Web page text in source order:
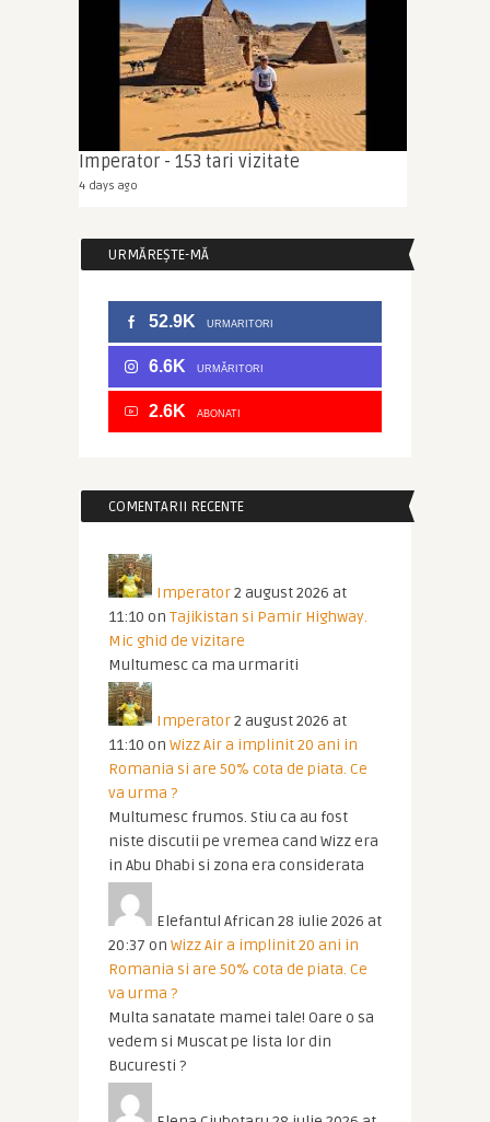
Imperator - 153 tari vizitate
4 days ago
URMĂREȘTE-MĂ
52.9K URMARITORI
6.6K URMĂRITORI
2.6K ABONATI
COMENTARII RECENTE
Imperator2 august 2026 at
11:10 on Tajikistan si Pamir Highway.
Mic ghid de vizitare
Multumesc ca ma urmariti
Imperator2 august 2026 at
11:10 on Wizz Air a implinit 20 ani in
Romania si are 50% cota de piata. Ce
va urma ?
Multumesc frumos. Stiu ca au fost
niste discutii pe vremea cand Wizz era
in Abu Dhabi si zona era considerata
Elefantul African 28 iulie 2026 at
20:37 on Wizz Air a implinit 20 ani in
Romania si are 50% cota de piata. Ce
va urma ?
Multa sanatate mamei tale! Oare o sa
vedem si Muscat pe lista lor din
Bucuresti ?